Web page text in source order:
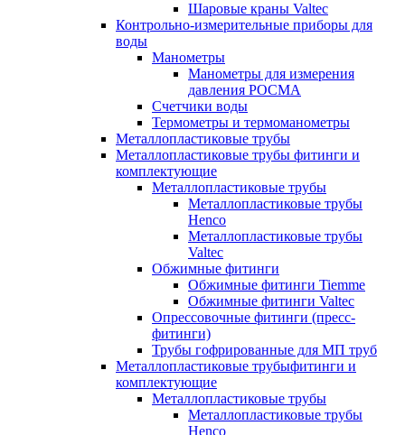
Шаровые краны Valtec
Контрольно-измерительные приборы для
воды
Манометры
Манометры для измерения
давления РОСМА
Счетчики воды
Термометры и термоманометры
Металлопластиковые трубы
Металлопластиковые трубы фитинги и
комплектующие
Металлопластиковые трубы
Металлопластиковые трубы
Henco
Металлопластиковые трубы
Valtec
Обжимные фитинги
Обжимные фитинги Tiemme
Обжимные фитинги Valtec
Опрессовочные фитинги (пресс-
фитинги)
Трубы гофрированные для МП труб
Металлопластиковые трубыфитинги и
комплектующие
Металлопластиковые трубы
Металлопластиковые трубы
Henco